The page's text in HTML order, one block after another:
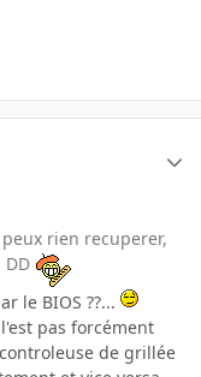
rien recuperer,
le BIOS ??...
pas forcément
de grillée